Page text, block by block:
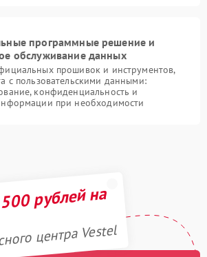
программные решение и
обслуживание данных
прошивок и инструментов,
с пользовательскими данными:
конфиденциальность и
при необходимости
рублей на
центра Vestel